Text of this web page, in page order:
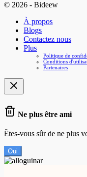
© 2026 - Bideew
À propos
Blogs
Contactez nous
Plus
Politique de
Conditions
Partenaires
Ne plus être ami
Êtes-vous sûr de ne plus
Oui